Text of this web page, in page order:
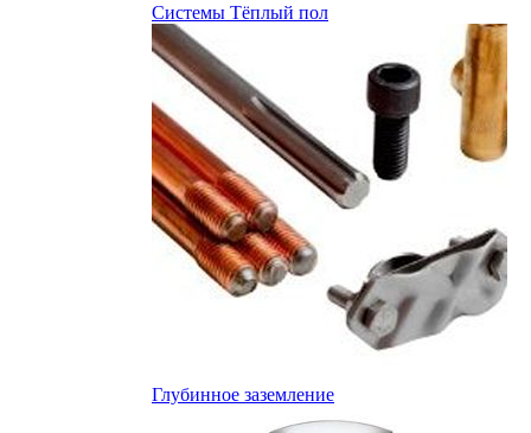
Системы Тёплый пол
Глубинное заземление